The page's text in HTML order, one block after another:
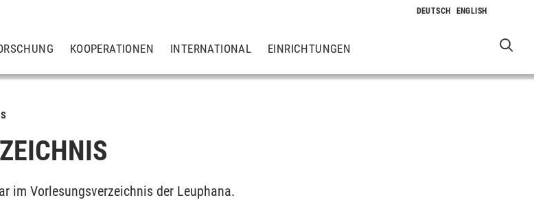
KOOPERATIONEN INTERNATIONAL EINRICHTUNGEN
im Vorlesungsverzeichnis der Leuphana.